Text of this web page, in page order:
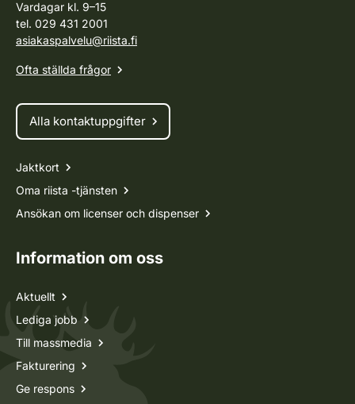
Vardagar kl. 9–15
tel. 029 431 2001
asiakaspalvelu@riista.fi
Ofta ställda frågor
Alla kontaktuppgifter
Jaktkort
Oma riista -tjänsten
Ansökan om licenser och dispenser
Information om oss
Aktuellt
Lediga jobb
Till massmedia
Fakturering
Ge respons